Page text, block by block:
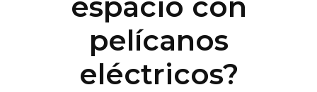
pelícanos
eléctricos?